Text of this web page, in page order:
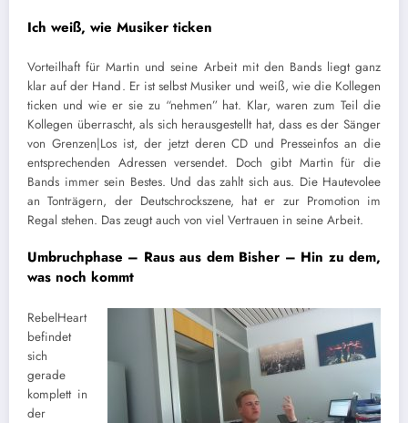
Ich weiß, wie Musiker ticken
Vorteilhaft für Martin und seine Arbeit mit den Bands liegt ganz
klar auf der Hand. Er ist selbst Musiker und weiß, wie die Kollegen
ticken und wie er sie zu “nehmen” hat. Klar, waren zum Teil die
Kollegen überrascht, als sich herausgestellt hat, dass es der Sänger
von Grenzen|Los ist, der jetzt deren CD und Presseinfos an die
entsprechenden Adressen versendet. Doch gibt Martin für die
Bands immer sein Bestes. Und das zahlt sich aus. Die Hautevolee
an Tonträgern, der Deutschrockszene, hat er zur Promotion im
Regal stehen. Das zeugt auch von viel Vertrauen in seine Arbeit.
Umbruchphase – Raus aus dem Bisher – Hin zu dem,
was noch kommt
RebelHeart
befindet
sich
gerade
komplett in
der